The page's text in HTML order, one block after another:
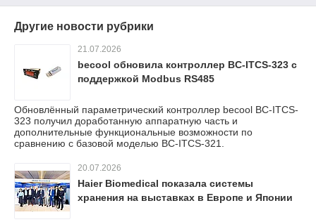
Другие новости рубрики
21.07.2026
becool обновила контроллер BC-ITCS-323 с
поддержкой Modbus RS485
Обновлённый параметрический контроллер becool BC-ITCS-
323 получил доработанную аппаратную часть и
дополнительные функциональные возможности по
сравнению с базовой моделью BC-ITCS-321.
20.07.2026
Haier Biomedical показала системы
хранения на выставках в Европе и Японии